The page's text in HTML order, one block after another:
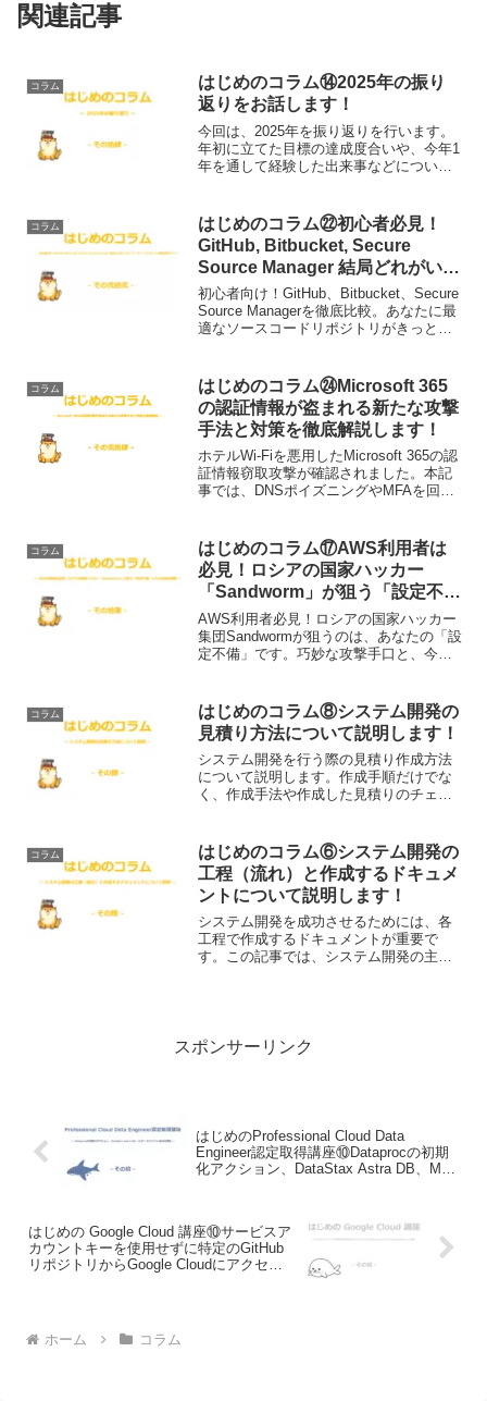
関連記事
コラム
はじめのコラム⑭2025年の振り
返りをお話します！
今回は、2025年を振り返りを行います。
年初に立てた目標の達成度合いや、今年1
年を通して経験した出来事などについて
コラム
はじめのコラム㉒初心者必見！
GitHub, Bitbucket, Secure
Source Manager 結局どれがいい
の？ソースコードリポジトリ徹底
比較ガイド
初心者向け！GitHub、Bitbucket、Secure
Source Managerを徹底比較。あなたに最
適なソースコードリポジトリがきっと見
コラム
はじめのコラム㉔Microsoft 365
の認証情報が盗まれる新たな攻撃
手法と対策を徹底解説します！
ホテルWi-Fiを悪用したMicrosoft 365の認
証情報窃取攻撃が確認されました。本記
事では、DNSポイズニングやMFAを回避
今すぐ実践できる対策を紹介します。
コラム
はじめのコラム⑰AWS利用者は
必見！ロシアの国家ハッカー
「Sandworm」が狙う「設定不
備」とその対策を解説します！
AWS利用者必見！ロシアの国家ハッカー
集団Sandwormが狙うのは、あなたの「設
定不備」です。巧妙な攻撃手口と、今日
すぐ自社のAWS環境を強化しましょう。
コラム
はじめのコラム⑧システム開発の
見積り方法について説明します！
システム開発を行う際の見積り作成方法
について説明します。作成手順だけでな
く、作成手法や作成した見積りのチェッ
って、必見の内容となっています。
コラム
はじめのコラム⑥システム開発の
工程（流れ）と作成するドキュメ
ントについて説明します！
システム開発を成功させるためには、各
工程で作成するドキュメントが重要で
す。この記事では、システム開発の主要
スポンサーリンク
はじめのProfessional Cloud Data
Engineer認定取得講座⑩Dataprocの初期
化アクション、DataStax Astra DB、ML
はじめの Google Cloud 講座⑩サービスア
カウントキーを使用せずに特定のGitHub
リポジトリからGoogle Cloudにアクセス
ホーム コラム